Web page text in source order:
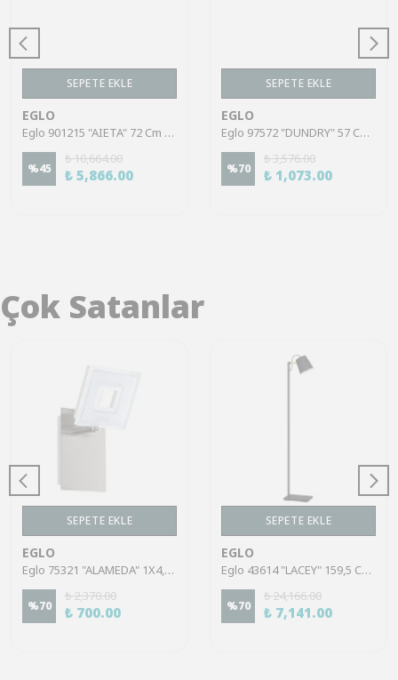
SEPETE EKLE
EGLO
Eglo 901215 "AIETA" 72 Cm Uzunluğunda Çelik Siyah Fırçalanmış Pirinç Tavan Armatürü
%45
₺ 10,664.00
₺ 5,866.00
SEPETE EKLE
EGLO
Eglo 97572 "DUNDRY" 57 Cm Uzunluğunda Plastik Beyaz Duvar Tavan Armatürü
%70
₺ 3,576.00
₺ 1,073.00
Çok Satanlar
SEPETE EKLE
EGLO
Eglo 75321 "ALAMEDA" 1X4,5W Çelik Nikel Mat Sıva Üstü Spot
%70
₺ 2,370.00
₺ 700.00
SEPETE EKLE
EGLO
Eglo 43614 "LACEY" 159,5 Cm Yüksekliğinde Çelik, Ahşap Köşe Lambası Lambader
%70
₺ 24,166.00
₺ 7,141.00